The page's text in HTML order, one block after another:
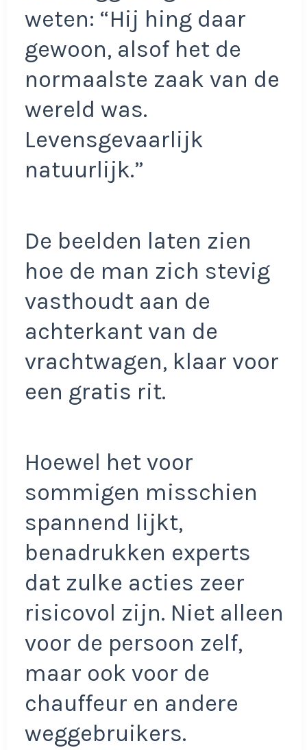
weten: “Hij hing daar
gewoon, alsof het de
normaalste zaak van de
wereld was.
Levensgevaarlijk
natuurlijk.”
De beelden laten zien
hoe de man zich stevig
vasthoudt aan de
achterkant van de
vrachtwagen, klaar voor
een gratis rit.
Hoewel het voor
sommigen misschien
spannend lijkt,
benadrukken experts
dat zulke acties zeer
risicovol zijn. Niet alleen
voor de persoon zelf,
maar ook voor de
chauffeur en andere
weggebruikers.